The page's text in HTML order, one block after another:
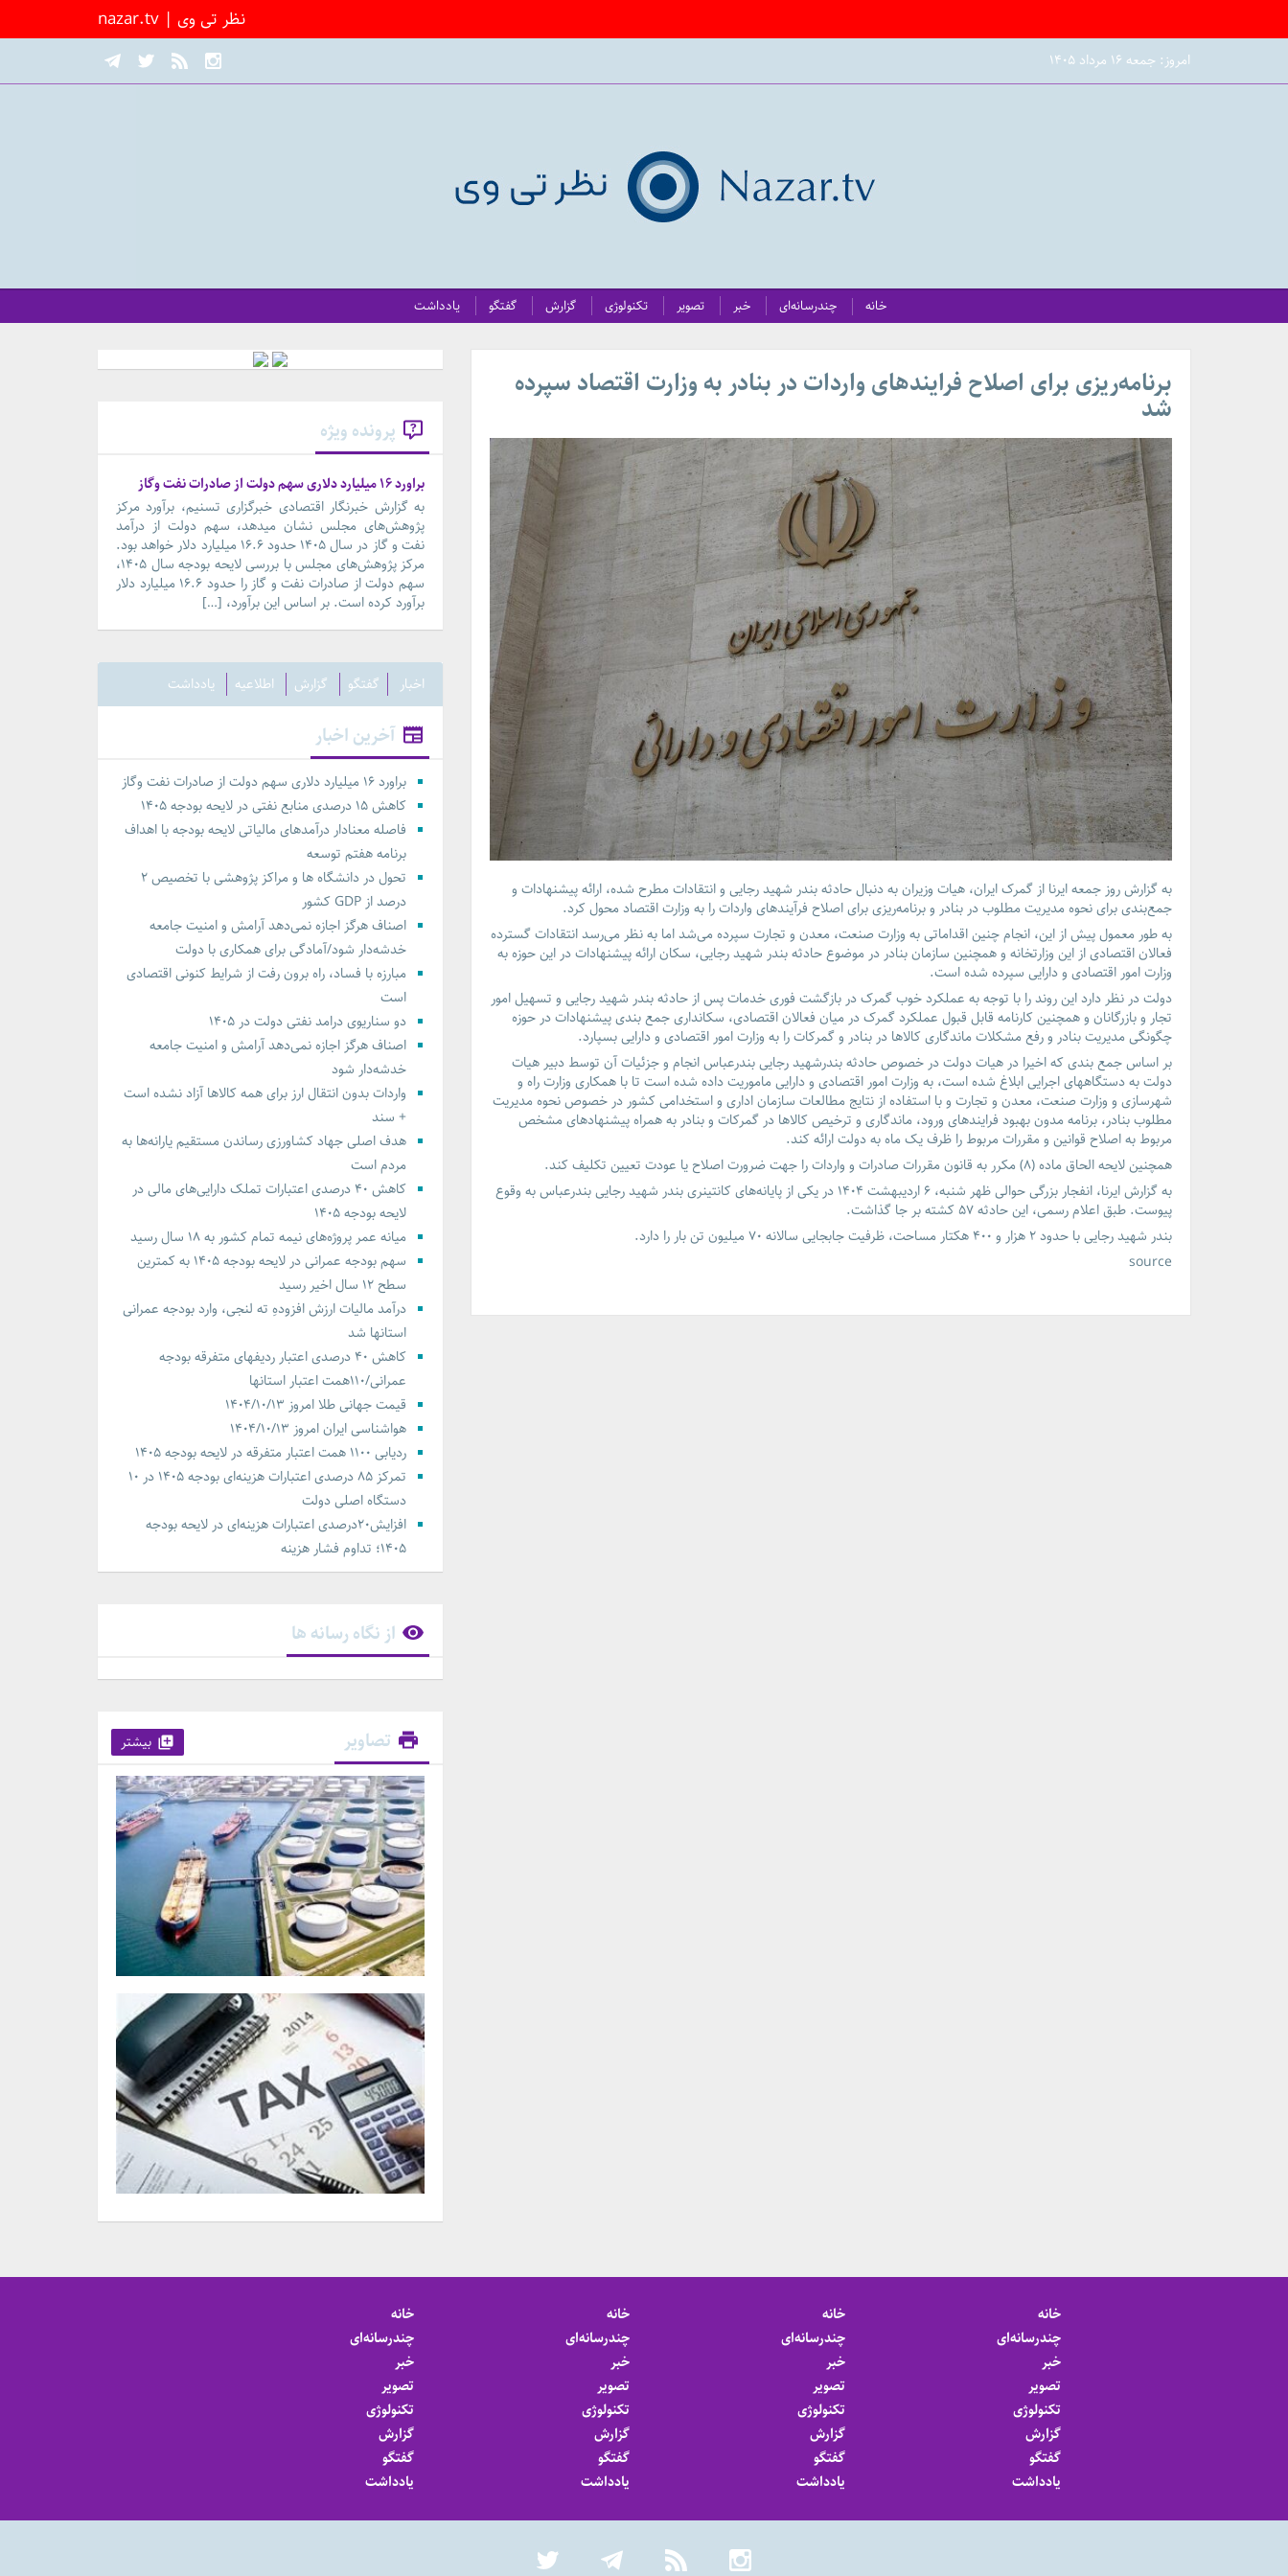
nazar.tv | نظر تی وی
امروز: جمعه ۱۶ مرداد ۱۴۰۵
خانه چندرسانه‌ای خبر تصویر تکنولوژی گزارش گفتگو یادداشت
برنامه‌ریزی برای اصلاح فرایندهای واردات در بنادر به وزارت اقتصاد سپرده
شد
به گزارش روز جمعهایرنا از گمرک ایران، هیات وزیران به دنبال حادثه بندر شهید رجایی و انتقادات مطرح شده، ارائه پیشنهادات و
جمع‌بندی برای نحوه مدیریت مطلوب در بنادر و برنامه‌ریزی برای اصلاح فرآیندهای واردات را به وزارت اقتصاد محول کرد.
به طور معمول پیش از این، انجام چنین اقداماتی به وزارت صنعت، معدن و تجارت سپرده می‌شد اما به نظر می‌رسد انتقادات گسترده
فعالان اقتصادی از این وزارتخانه و همچنین سازمان بنادر در موضوع حادثه بندر شهید رجایی، سکان ارائه پیشنهادات در این حوزه به
وزارت امور اقتصادی و دارایی سپرده شده است.
دولت در نظر دارد این روند را با توجه به عملکرد خوب گمرک در بازگشت فوری خدمات پس از حادثه بندر شهید رجایی و تسهیل امور
تجار و بازرگانان و همچنین کارنامه قابل قبول عملکرد گمرک در میان فعالان اقتصادی، سکانداری جمع بندی پیشنهادات در حوزه
چگونگی مدیریت بنادر و رفع مشکلات ماندگاری کالاها در بنادر و گمرکات را به وزارت امور اقتصادی و دارایی بسپارد.
بر اساس جمع بندی که اخیرا در هیات دولت در خصوص حادثه بندرشهید رجایی بندرعباس انجام و جزئیات آن توسط دبیر هیات
دولت به دستگاههای اجرایی ابلاغ شده است، به وزارت امور اقتصادی و دارایی ماموریت داده شده است تا با همکاری وزارت راه و
شهرسازی و وزارت صنعت، معدن و تجارت و با استفاده از نتایج مطالعات سازمان اداری و استخدامی کشور در خصوص نحوه مدیریت
مطلوب بنادر، برنامه مدون بهبود فرایندهای ورود، ماندگاری و ترخیص کالاها در گمرکات و بنادر به همراه پیشنهادهای مشخص
مربوط به اصلاح قوانین و مقررات مربوط را ظرف یک ماه به دولت ارائه کند.
همچنین لایحه الحاق ماده (۸) مکرر به قانون مقررات صادرات و واردات را جهت ضرورت اصلاح یا عودت تعیین تکلیف کند.
به گزارش ایرنا
، انفجار بزرگی حوالی ظهر شنبه، ۶ اردیبهشت ۱۴۰۴ در یکی از پایانه‌های کانتینری بندر شهید رجایی بندرعباس به وقوع
پیوست. طبق اعلام رسمی، این حادثه ۵۷ کشته بر جا گذاشت.
بندر شهید رجایی با حدود ۲ هزار و ۴۰۰ هکتار مساحت، ظرفیت جابجایی سالانه ۷۰ میلیون تن بار را دارد.
source
پرونده ویژه
براورد ۱۶ میلیارد دلاری سهم دولت از صادرات نفت وگاز
به گزارش خبرنگار اقتصادی خبرگزاری تسنیم، برآورد مرکز
پژوهش‌های مجلس نشان میدهد، سهم دولت از درآمد
نفت و گاز در سال ۱۴۰۵ حدود ۱۶.۶ میلیارد دلار خواهد بود.
مرکز پژوهش‌های مجلس با بررسی لایحه بودجه سال ۱۴۰۵،
سهم دولت از صادرات نفت و گاز را حدود ۱۶.۶ میلیارد دلار
برآورد کرده است. بر اساس این برآورد، […]
اخبار گفتگو گزارش اطلاعیه یادداشت
آخرین اخبار
براورد ۱۶ میلیارد دلاری سهم دولت از صادرات نفت وگاز
کاهش ۱۵ درصدی منابع نفتی در لایحه بودجه ۱۴۰۵
فاصله معنادار درآمدهای مالیاتی لایحه بودجه با اهداف
برنامه هفتم توسعه
تحول در دانشگاه ها و مراکز پژوهشی با تخصیص ۲
درصد از GDP کشور
اصناف هرگز اجازه نمی‌دهد آرامش و امنیت جامعه
خدشه‌دار شود/آمادگی برای همکاری با دولت
مبارزه با فساد، راه برون رفت از شرایط کنونی اقتصادی
است
دو سناریوی درامد نفتی دولت در ۱۴۰۵
اصناف هرگز اجازه نمی‌دهد آرامش و امنیت جامعه
خدشه‌دار شود
واردات بدون انتقال ارز برای همه کالاها آزاد نشده است
+ سند
هدف اصلی جهاد کشاورزی رساندن مستقیم یارانه‌ها به
مردم است
کاهش ۴۰ درصدی اعتبارات تملک دارایی‌های مالی در
لایحه بودجه ۱۴۰۵
میانه عمر پروژه‌های نیمه تمام کشور به ۱۸ سال رسید
سهم بودجه عمرانی در لایحه بودجه ۱۴۰۵ به کمترین
سطح ۱۲ سال اخیر رسید
درآمد مالیات ارزش افزودهِ ته لنجی، وارد بودجه عمرانی
استانها شد
کاهش ۴۰ درصدی اعتبار ردیفهای متفرقه بودجه
عمرانی/۱۱۰همت اعتبار استانها
قیمت جهانی طلا امروز ۱۴۰۴/۱۰/۱۳
هواشناسی ایران امروز ۱۴۰۴/۱۰/۱۳
ردیابی ۱۱۰۰ همت اعتبار متفرقه در لایحه بودجه ۱۴۰۵
تمرکز ۸۵ درصدی اعتبارات هزینه‌ای بودجه ۱۴۰۵ در ۱۰
دستگاه اصلی دولت
افزایش۲۰درصدی اعتبارات هزینه‌ای در لایحه بودجه
۱۴۰۵؛ تداوم فشار هزینه‌
از نگاه رسانه ها
تصاویر بیشتر
خانه
چندرسانه‌ای
خبر
تصویر
تکنولوژی
گزارش
گفتگو
یادداشت
خانه
چندرسانه‌ای
خبر
تصویر
تکنولوژی
گزارش
گفتگو
یادداشت
خانه
چندرسانه‌ای
خبر
تصویر
تکنولوژی
گزارش
گفتگو
یادداشت
خانه
چندرسانه‌ای
خبر
تصویر
تکنولوژی
گزارش
گفتگو
یادداشت